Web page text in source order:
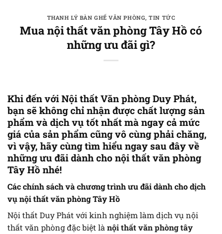
THANH LÝ BÀN GHẾ VĂN PHÒNG,TIN TỨC
Mua nội thất văn phòng Tây Hồ có
những ưu đãi gì?
Khi đến với Nội thất Văn phòng Duy Phát,
bạn sẽ không chỉ nhận được chất lượng sản
phẩm và dịch vụ tốt nhất mà ngay cả mức
giá của sản phẩm cũng vô cùng phải chăng,
vì vậy, hãy cùng tìm hiểu ngay sau đây về
những ưu đãi dành cho nội thất văn phòng
Tây Hồ nhé!
Các chính sách và chương trình ưu đãi dành cho dịch
vụ nội thất văn phòng Tây Hồ
Nội thất Duy Phát với kinh nghiệm làm dịch vụ nội
thất văn phòng đặc biệt là nội thất văn phòng tây